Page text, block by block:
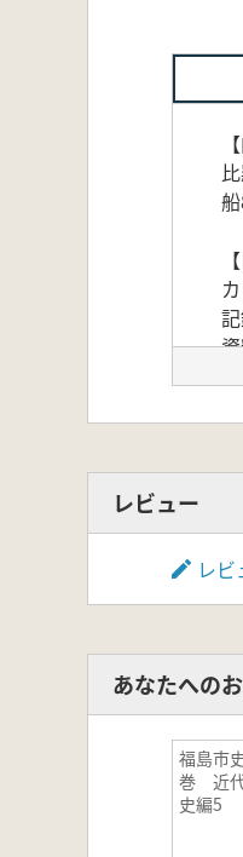
レビュー
レビ
あなたへの
福島市
巻 近
史編5